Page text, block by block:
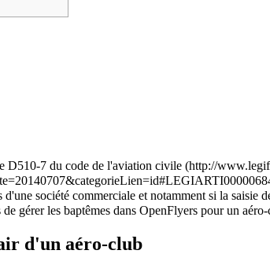
D510-7 du code de l'aviation civile
société commerciale et notamment si la saisie
gérer les baptêmes dans OpenFlyers pour un
d'un aéro-club